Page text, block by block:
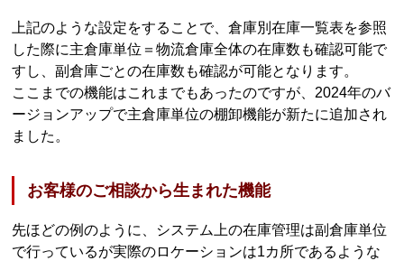
上記のような設定をすることで、倉庫別在庫一覧表を参照
した際に主倉庫単位＝物流倉庫全体の在庫数も確認可能で
すし、副倉庫ごとの在庫数も確認が可能となります。
ここまでの機能はこれまでもあったのですが、2024年のバ
ージョンアップで主倉庫単位の棚卸機能が新たに追加され
ました。
お客様のご相談から生まれた機能
先ほどの例のように、システム上の在庫管理は副倉庫単位
で行っているが実際のロケーションは1カ所であるような